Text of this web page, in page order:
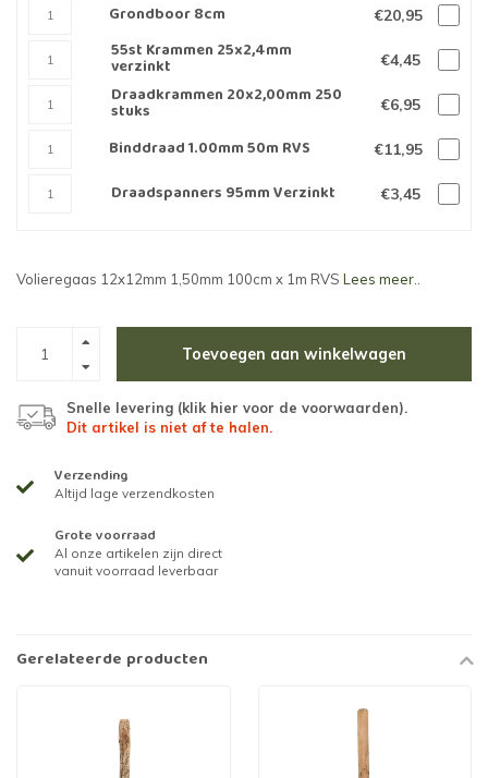
Grondboor 8cm €20,95
55st Krammen 25x2,4mm
verzinkt €4,45
Draadkrammen 20x2,00mm 250
stuks €6,95
Binddraad 1.00mm 50m RVS €11,95
Draadspanners 95mm Verzinkt €3,45
Volieregaas 12x12mm 1,50mm 100cm x 1m RVS Lees meer..
Toevoegen aan winkelwagen
Snelle levering (klik hier voor de voorwaarden).
Dit artikel is niet af te halen.
Verzending
Altijd lage verzendkosten
Grote voorraad
Al onze artikelen zijn direct
vanuit voorraad leverbaar
Gerelateerde producten